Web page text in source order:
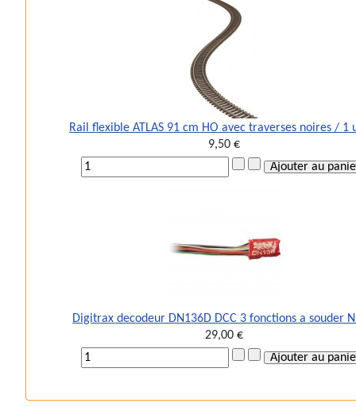
Rail flexible ATLAS 91 cm HO avec traverses noires / 1
9,50 €
Digitrax decodeur DN136D DCC 3 fonctions a souder
29,00 €